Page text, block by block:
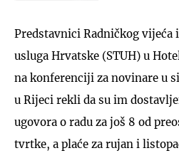
Predstavnici Radničkog vijeća
usluga Hrvatske (STUH) u
na konferenciji za novinare u
u Rijeci rekli da su im
ugovora o radu za još 8 od
tvrtke, a plaće za rujan i